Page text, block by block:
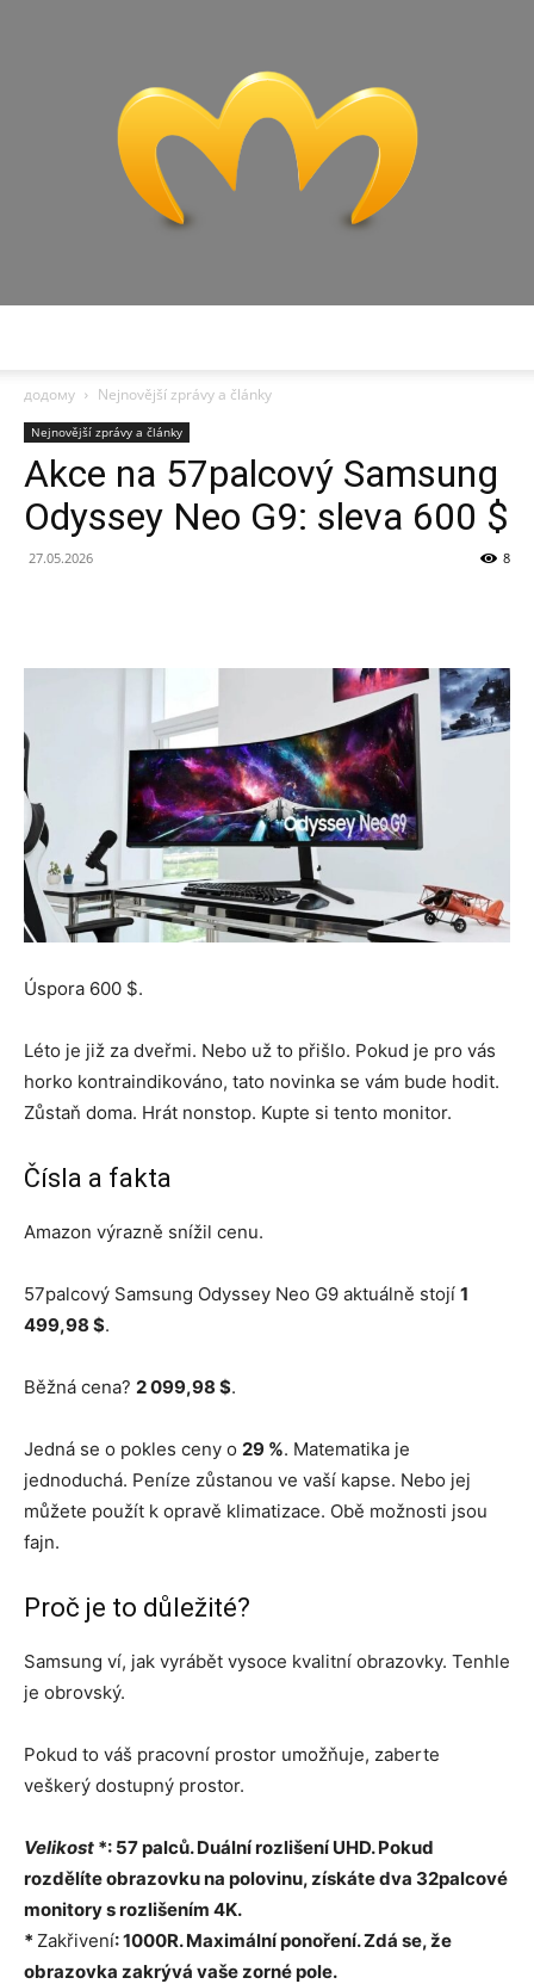
додому
Nejnovější zprávy a články
Nejnovější zprávy a články
Akce na 57palcový Samsung
Odyssey Neo G9: sleva 600 $
27.05.2026 8
Úspora 600 $.
Léto je již za dveřmi. Nebo už to přišlo. Pokud je pro vás
horko kontraindikováno, tato novinka se vám bude hodit.
Zůstaň doma. Hrát nonstop. Kupte si tento monitor.
Čísla a fakta
Amazon výrazně snížil cenu.
57palcový Samsung Odyssey Neo G9 aktuálně stojí 1
499,98 $.
Běžná cena? 2 099,98 $.
Jedná se o pokles ceny o 29 %. Matematika je
jednoduchá. Peníze zůstanou ve vaší kapse. Nebo jej
můžete použít k opravě klimatizace. Obě možnosti jsou
fajn.
Proč je to důležité?
Samsung ví, jak vyrábět vysoce kvalitní obrazovky. Tenhle
je obrovský.
Pokud to váš pracovní prostor umožňuje, zaberte
veškerý dostupný prostor.
Velikost *: 57 palců. Duální rozlišení UHD. Pokud
rozdělíte obrazovku na polovinu, získáte dva 32palcové
monitory s rozlišením 4K.
* Zakřivení: 1000R. Maximální ponoření. Zdá se, že
obrazovka zakrývá vaše zorné pole.